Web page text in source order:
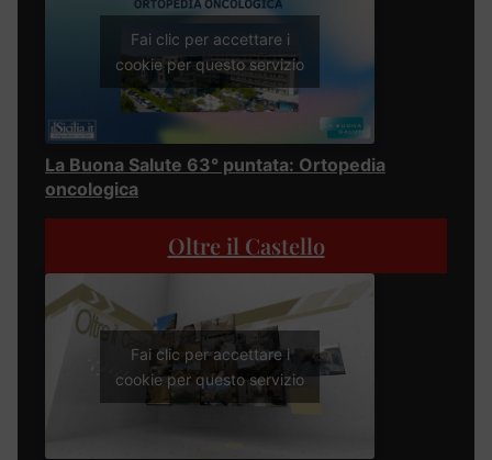
Fai clic per accettare i
cookie per questo servizio
La Buona Salute 63° puntata: Ortopedia
oncologica
Oltre il Castello
Fai clic per accettare i
cookie per questo servizio